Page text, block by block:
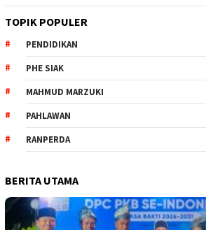
TOPIK POPULER
PENDIDIKAN
PHE SIAK
MAHMUD MARZUKI
PAHLAWAN
RANPERDA
BERITA UTAMA